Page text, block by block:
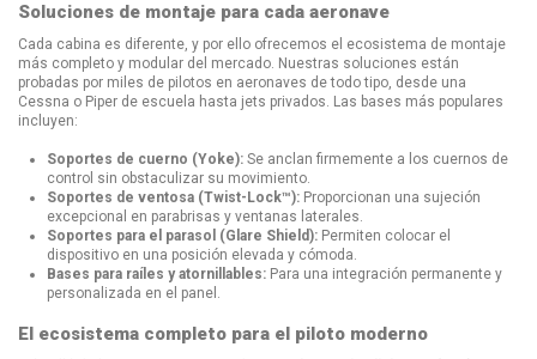
Soluciones de montaje para cada aeronave
Cada cabina es diferente, y por ello ofrecemos el ecosistema de montaje
más completo y modular del mercado. Nuestras soluciones están
probadas por miles de pilotos en aeronaves de todo tipo, desde una
Cessna o Piper de escuela hasta jets privados. Las bases más populares
incluyen:
Soportes de cuerno (Yoke): Se anclan firmemente a los cuernos de
control sin obstaculizar su movimiento.
Soportes de ventosa (Twist-Lock™): Proporcionan una sujeción
excepcional en parabrisas y ventanas laterales.
Soportes para el parasol (Glare Shield): Permiten colocar el
dispositivo en una posición elevada y cómoda.
Bases para raíles y atornillables: Para una integración permanente y
personalizada en el panel.
El ecosistema completo para el piloto moderno